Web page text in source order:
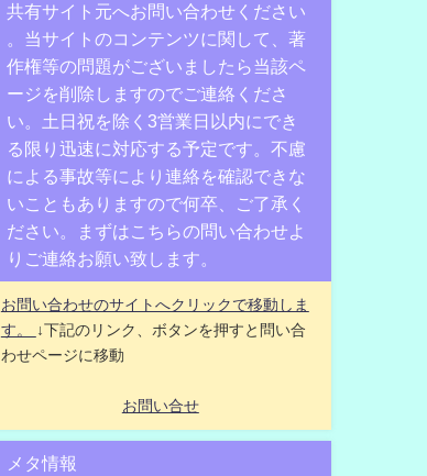
共有サイト元へお問い合わせください
。当サイトのコンテンツに関して、著
作権等の問題がございましたら当該ペ
ージを削除しますのでご連絡くださ
い。土日祝を除く3営業日以内にでき
る限り迅速に対応する予定です。不慮
による事故等により連絡を確認できな
いこともありますので何卒、ご了承く
ださい。まずはこちらの問い合わせよ
りご連絡お願い致します。
お問い合わせのサイトへクリックで移動しま
す。
↓下記のリンク、ボタンを押すと問い合
わせページに移動
お問い合せ
メタ情報